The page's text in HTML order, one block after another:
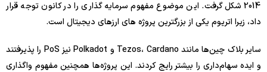
2014 شکل گرفت. این موضوع مفهوم سرمایه گذاری را در کانون توجه قرار
داد، زیرا اتریوم یکی از بزرگترین پروژه های ارزهای دیجیتال است.
سایر بلاک چین‌ها مانند Tezos، Cardano و Polkadot نیز PoS را پذیرفتند
و ایده سهام‌داری را بیشتر رایج کردند. این پروژه‌ها همچنین مفهوم واگذاری